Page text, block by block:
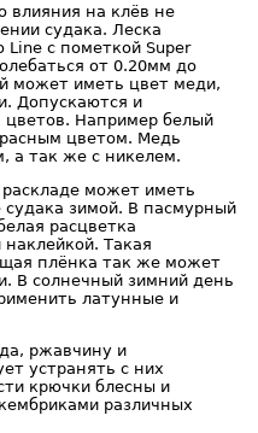
влияния на клёв не
судака. Леска
с пометкой Super
от 0.20мм до
может иметь цвет меди,
Допускаются и
цветов. Например белый
цветом. Медь
а так же с никелем.
может иметь
зимой. В пасмурный
расцветка
Такая
плёнка так же может
В солнечный зимний день
латунные и
ржавчину и
устранять с них
крючки блесны и
различных